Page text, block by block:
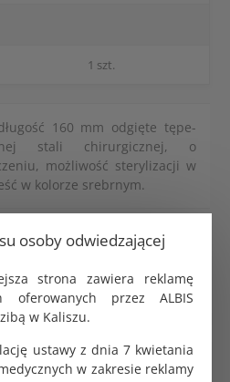
osoby odwiedzającej
strona zawiera reklamę
oferowanych przez ALBIS
w Kaliszu.
ustawy z dnia 7 kwietania
w zakresie reklamy
Crosstex do autoklawu
w odcinkach 20cm 250 testów
samoprzylepna 13,5x25cm
1 szt.
160 mm odgięte tępe-
stali chirurgicznej, o
możliwość sterylizacji w
w kolorze srebrnym.